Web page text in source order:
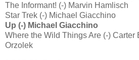
The Informant! (-) Marvin Hamlisch
Star Trek (-) Michael Giacchino
Up (-) Michael Giacchino
Where the Wild Things Are (-) Carter
Orzolek